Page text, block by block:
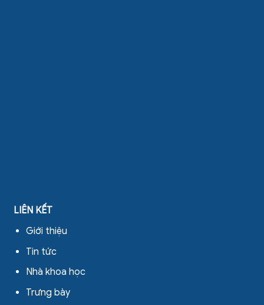
LIÊN KẾT
Giới thiệu
Tin tức
Nhà khoa học
Trưng bày